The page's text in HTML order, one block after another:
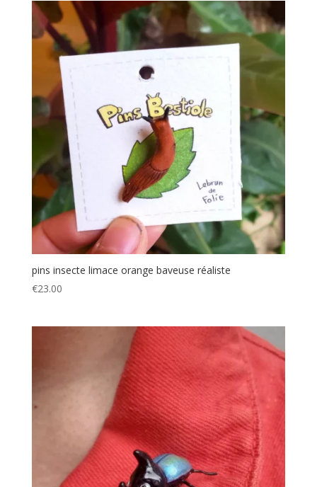
pins insecte limace orange baveuse réaliste
€23.00